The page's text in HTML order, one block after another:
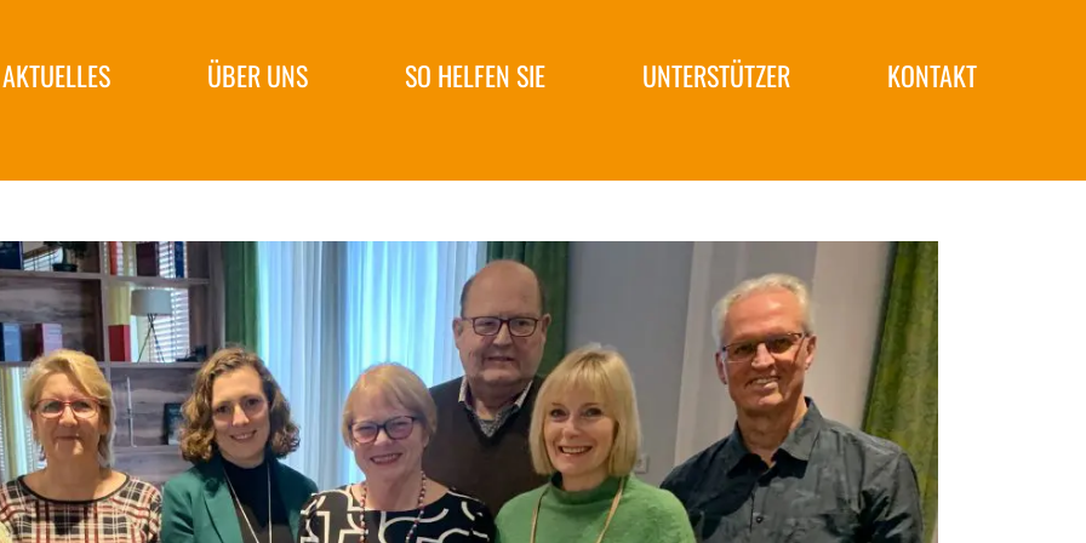
AKTUELLES ÜBER UNS SO HELFEN SIE UNTERSTÜTZER KONTAKT